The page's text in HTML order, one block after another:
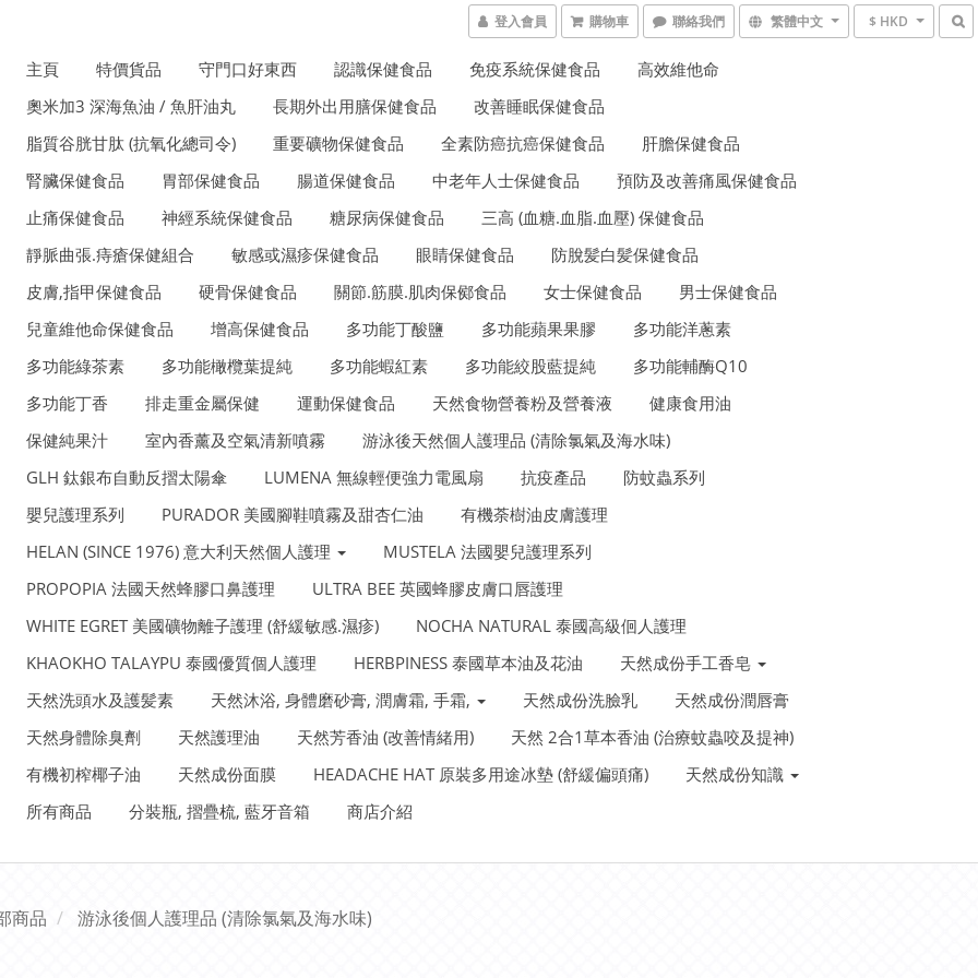
登入會員 購物車 聯絡我們 繁體中文 $ HKD
主頁 特價貨品 守門口好東西 認識保健食品 免疫系統保健食品
高效維他命
奧米加3 深海魚油 / 魚肝油丸
長期外出用膳保健食品
改善睡眠保健食品
脂質谷胱甘肽 (抗氧化總司令)
重要礦物保健食品 全素防癌抗癌保健食品
肝膽保健食品
腎臟保健食品
胃部保健食品 腸道保健食品 中老年人士保健食品
預防及改善痛風保健食品
止痛保健食品
神經系統保健食品 糖尿病保健食品
三高 (血糖.血脂.血壓) 保健食品
靜脈曲張.痔瘡保健組合
敏感或濕疹保健食品 眼睛保健食品
防脫髪白髪保健食品
皮膚,指甲保健食品
硬骨保健食品 關節.筋膜.肌肉保鄇食品 女士保健食品
男士保健食品
兒童維他命保健食品
增高保健食品 多功能丁酸鹽 多功能蘋果果膠
多功能洋蔥素
多功能綠茶素
多功能橄欖葉提純 多功能蝦紅素 多功能絞股藍提純
多功能輔酶Q10
多功能丁香
排走重金屬保健 運動保健食品 天然食物營養粉及營養液
健康食用油
保健純果汁
室內香薰及空氣清新噴霧
游泳後天然個人護理品 (清除氯氣及海水味)
GLH 鈦銀布自動反摺太陽傘
LUMENA 無線輕便強力電風扇 抗疫產品
防蚊蟲系列
嬰兒護理系列
PURADOR 美國腳鞋噴霧及甜杏仁油
有機荼樹油皮膚護理
HELAN (SINCE 1976) 意大利天然個人護理
MUSTELA 法國嬰兒護理系列
PROPOPIA 法國天然蜂膠口鼻護理
ULTRA BEE 英國蜂膠皮膚口唇護理
WHITE EGRET 美國礦物離子護理 (舒緩敏感.濕疹)
NOCHA NATURAL 泰國高級佪人護理
KHAOKHO TALAYPU 泰國優質個人護理
HERBPINESS 泰國草本油及花油
天然成份手工香皂
天然洗頭水及護髪素
天然沐浴, 身體磨砂膏, 潤膚霜, 手霜, 天然成份洗臉乳
天然成份潤唇膏
天然身體除臭劑
天然護理油 天然芳香油 (改善情緒用)
天然 2合1草本香油 (治療蚊蟲咬及提神)
有機初榨椰子油
天然成份面膜 HEADACHE HAT 原裝多用途冰墊 (舒緩偏頭痛)
天然成份知識
所有商品
分裝瓶, 摺疊梳, 藍牙音箱 商店介紹
商品 游泳後個人護理品 (清除氯氣及海水味)